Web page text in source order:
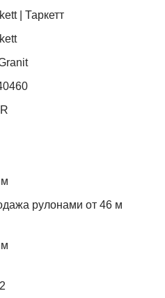
| Таркетт
рулонами от 46 м